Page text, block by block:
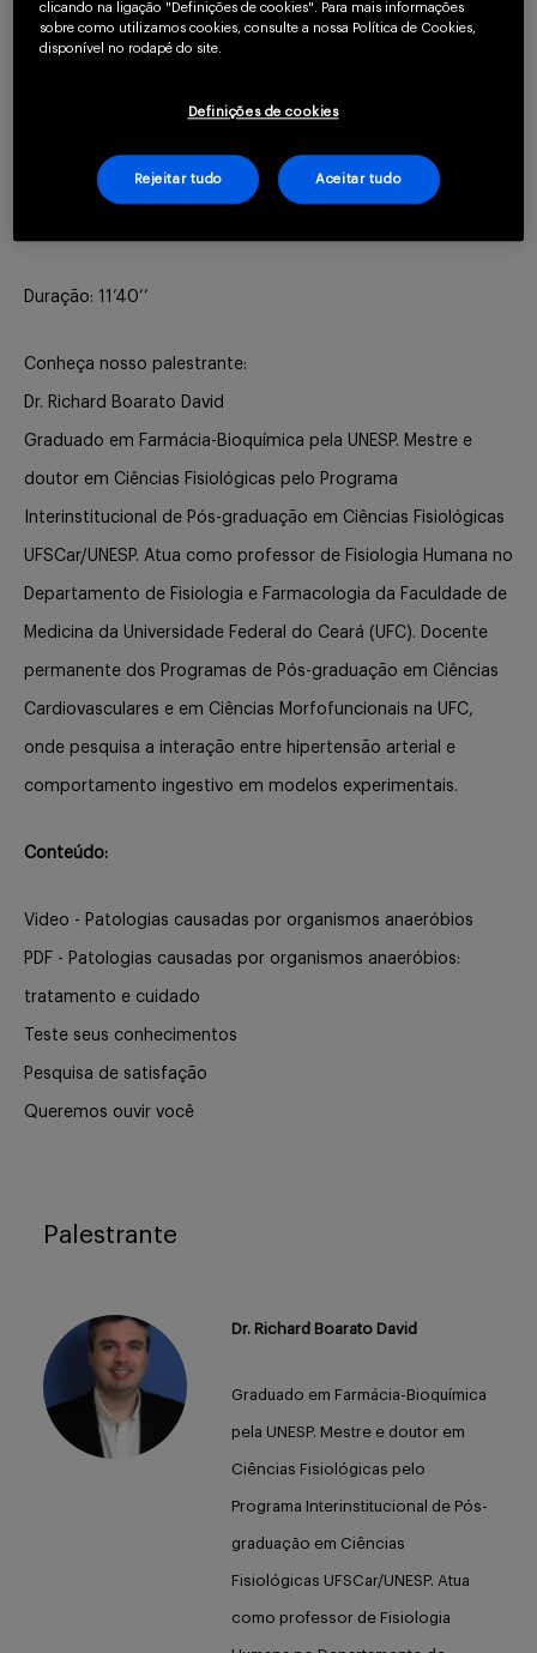
Buscar
organismos anaeróbios, como bactérias e protozoários.
espécies anaeróbias clinicamente relevantes, as doenças que
causam, formas de prevenção e tratamento, assim como
orientações para o manejo dos pacientes em tratamento
Duração: 11’40’’
Conheça nosso palestrante:
Dr. Richard Boarato David
Graduado em Farmácia-Bioquímica pela UNESP. Mestre e
doutor em Ciências Fisiológicas pelo Programa
Interinstitucional de Pós-graduação em Ciências Fisiológicas
UFSCar/UNESP. Atua como professor de Fisiologia Humana no
Departamento de Fisiologia e Farmacologia da Faculdade de
Medicina da Universidade Federal do Ceará (UFC). Docente
permanente dos Programas de Pós-graduação em Ciências
Cardiovasculares e em Ciências Morfofuncionais na UFC,
onde pesquisa a interação entre hipertensão arterial e
comportamento ingestivo em modelos experimentais.
Conteúdo:
Video - Patologias causadas por organismos anaeróbios
PDF - Patologias causadas por organismos anaeróbios:
tratamento e cuidado
Teste seus conhecimentos
Pesquisa de satisfação
Queremos ouvir você
Palestrante
Dr. Richard Boarato David
Graduado em Farmácia-Bioquímica
pela UNESP. Mestre e doutor em
Ciências Fisiológicas pelo
Programa Interinstitucional de Pós-
graduação em Ciências
Fisiológicas UFSCar/UNESP. Atua
como professor de Fisiologia
clicando na ligação "Definições de cookies". Para mais informações
sobre como utilizamos cookies, consulte a nossa Política de Cookies,
disponível no rodapé do site.
Definições de cookies
Rejeitar tudo Aceitar tudo